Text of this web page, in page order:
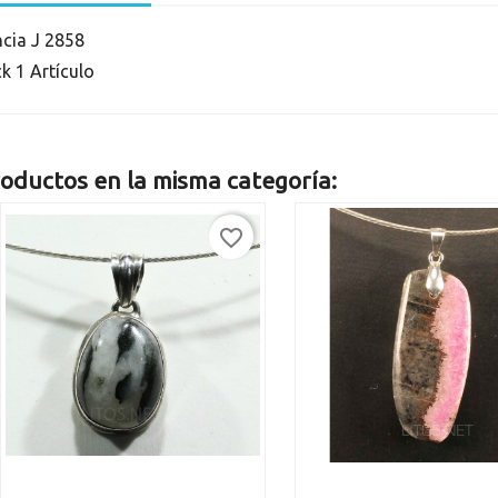
J 2858
1 Artículo
en la misma categoría:
favorite_border